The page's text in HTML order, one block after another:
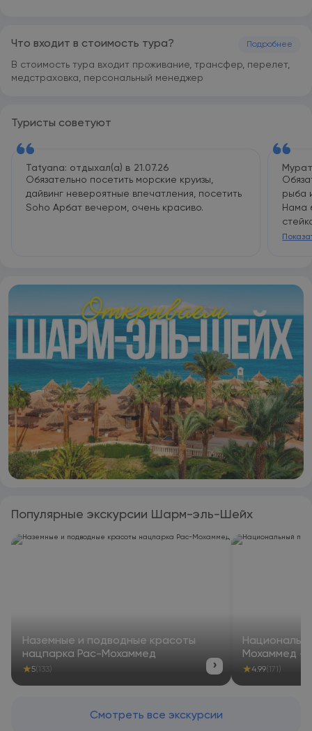
Шейхе и Национальный парк Рас-Мохаммед.
Международный аэропорт Шарм-эш-Шейх находится в 22
км.
Что входит в стоимость тура? Подробнее
В стоимость тура входит проживание, трансфер, перелет,
медстраховка, персональный менеджер
Туристы советуют
Tatyana: отдыхал(а) в 21.07.26
Обязательно посетить морские круизы,
дайвинг невероятные впечатления, посетить
Soho Арбат вечером, очень красиво.
рыба
Нама
Популярные экскурсии Шарм-эль-Шейх
Наземные и подводные красоты
нацпарка Рас-Мохаммед
★5 (133) ›
Мохаммед —
★4.99 (171)
Смотреть все экскурсии